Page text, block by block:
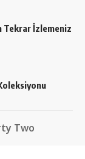
Tekrar İzlemeniz
Two